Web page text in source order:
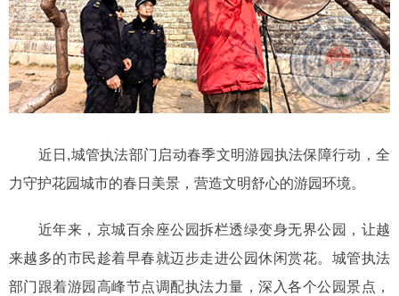
近日,城管执法部门启动春季文明游园执法保障行动，全
力守护花园城市的春日美景，营造文明舒心的游园环境。
近年来，京城百余座公园拆栏透绿变身无界公园，让越
来越多的市民趁着早春就迈步走进公园休闲赏花。城管执法
部门跟着游园高峰节点调配执法力量，深入各个公园景点，